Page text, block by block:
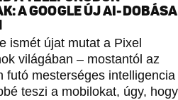
A GOOGLE ÚJ AI-DOBÁSA
ismét újat mutat a Pixel
világában – mostantól az
futó mesterséges intelligencia
teszi a mobilokat, úgy, hogy